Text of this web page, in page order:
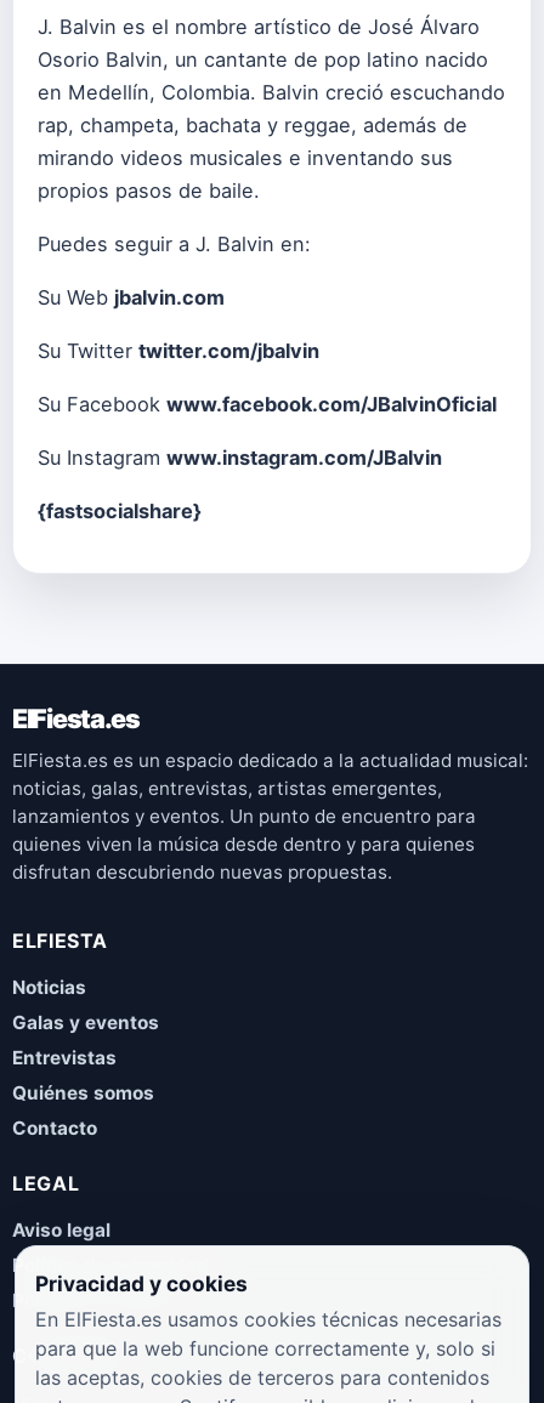
J. Balvin es el nombre artístico de José Álvaro
Osorio Balvin, un cantante de pop latino nacido
en Medellín, Colombia. Balvin creció escuchando
rap, champeta, bachata y reggae, además de
mirando videos musicales e inventando sus
propios pasos de baile.
Puedes seguir a J. Balvin en:
Su Web jbalvin.com
Su Twitter twitter.com/jbalvin
Su Facebook www.facebook.com/JBalvinOficial
Su Instagram www.instagram.com/JBalvin
{fastsocialshare}
ElFiesta.es
ElFiesta.es es un espacio dedicado a la actualidad musical:
noticias, galas, entrevistas, artistas emergentes,
lanzamientos y eventos. Un punto de encuentro para
quienes viven la música desde dentro y para quienes
disfrutan descubriendo nuevas propuestas.
ELFIESTA
Noticias
Galas y eventos
Entrevistas
Quiénes somos
Contacto
LEGAL
Aviso legal
Política de privacidad
Política de cookies
COLABORA
Privacidad y cookies
En ElFiesta.es usamos cookies técnicas necesarias
para que la web funcione correctamente y, solo si
las aceptas, cookies de terceros para contenidos